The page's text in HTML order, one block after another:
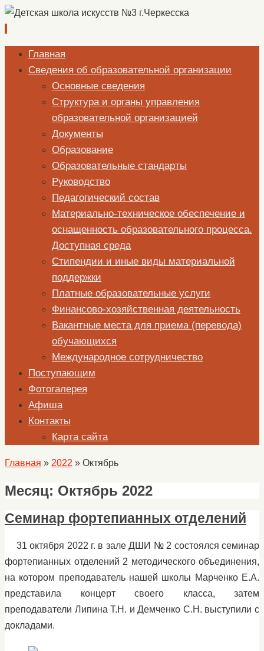
Перейти
содержимому
Главная
Сведения об образовательной организации
Основные сведения
Структура и органы управления
образовательной организацией
Документы
Образование
Образовательные стандарты
Руководство
Педагогический состав
Материально-техническое обеспечение и
оснащенность образовательного процесса.
Доступная среда
Стипендии и иные виды материальной
поддержки
Платные образовательные услуги
Финансово-хозяйственная деятельность
Вакантные места для приема (перевода)
обучающихся
Международное сотрудничество
Поступающим
Фотогалерея
Афиша
Контакты
Карта сайта
Главная » 2022 » Октябрь
Месяц: Октябрь 2022
Семинар фортепианных отделений
31 октября 2022 г. в зале ДШИ № 2 состоялся семинар
фортепианных отделений 2 методического объединения,
на котором преподаватель нашей школы Марченко Е.А.
представила концерт своего класса, затем
преподаватели Липина Т.Н. и Демченко С.Н. выступили с
докладами.